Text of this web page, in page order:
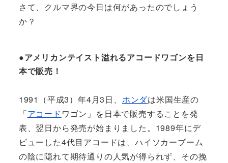
さて、クルマ界の今日は何があったのでしょう
か？
●アメリカンテイスト溢れるアコードワゴンを日
本で販売！
1991（平成3）年4月3日、 ホンダは米国生産の
「アコード ワゴン」を日本で販売することを発
表、翌日から発売が始まりました。1989年にデ
ビューした4代目アコードは、ハイソカーブーム
の陰に隠れて期待通りの人気が得られず、その挽